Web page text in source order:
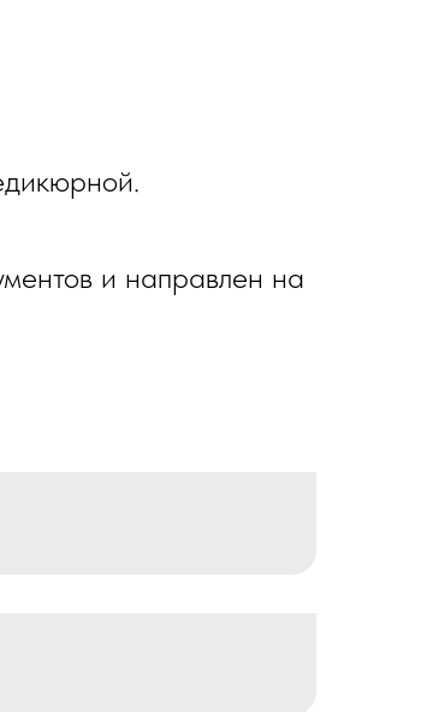
и направлен на